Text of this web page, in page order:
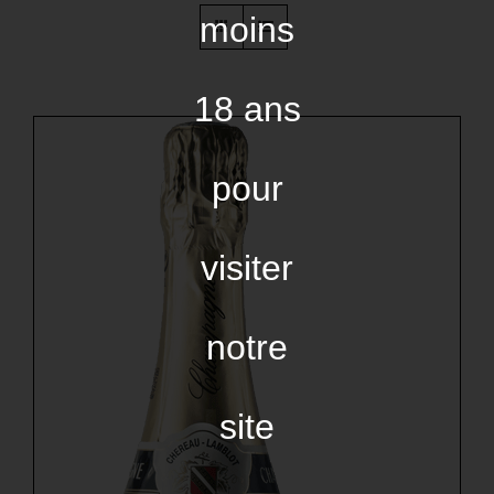
moins
18 ans
pour
visiter
notre
site